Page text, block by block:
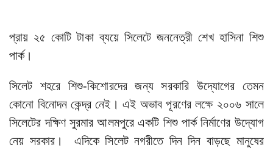
প্রায় ২৫ কোটি টাকা ব্যয়ে সিলেটেজননেত্রী শেখ হাসিনা শিশু
পার্ক।
সিলেট শহরে শিশু-কিশোরদের জন্য সরকারি উদ্যোগের তেমন
কোনো বিনোদন কেন্দ্র নেই। এই অভাব পূরণের লক্ষে ২০০৬ সালে
সিলেটের দক্ষিণ সুরমার আলমপুরে একটি শিশু পার্ক নির্মাণের উদ্যোগ
নেয় সরকার। এদিকে সিলেট নগরীতে দিন দিন বাড়ছে মানুষের